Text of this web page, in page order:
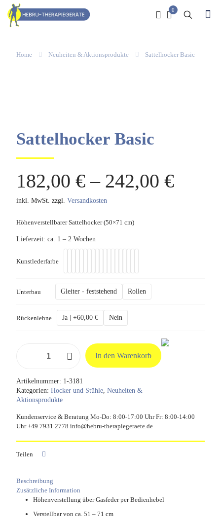
0
Home Neuheiten & Aktionsprodukte Sattelhocker Basic
Sattelhocker Basic
182,00 € – 242,00 €
inkl. MwSt. zzgl. Versandkosten
Höhenverstellbarer Sattelhocker (50×71 cm)
Lieferzeit: ca. 1 – 2 Wochen
Kunstlederfarbe
Unterbau Gleiter - feststehend Rollen
Rückenlehne Ja | +60,00 € Nein
In den Warenkorb
Artikelnummer: 1-3181
Kategorien: Hocker und Stühle, Neuheiten &
Aktionsprodukte
Kundenservice & Beratung Mo-Do: 8:00-17:00 Uhr Fr: 8:00-14:00
Uhr +49 7931 2778 info@hebru-therapiegeraete.de
Teilen
Beschreibung
Zusätzliche Information
Höhenverstellung über Gasfeder per Bedienhebel
Verstellbar von ca. 51 – 71 cm